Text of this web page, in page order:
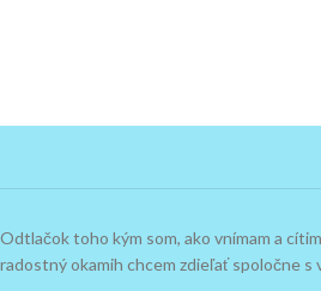
Odtlačok toho kým som, ako vnímam a
radostný okamih chcem zdieľať spoločne s